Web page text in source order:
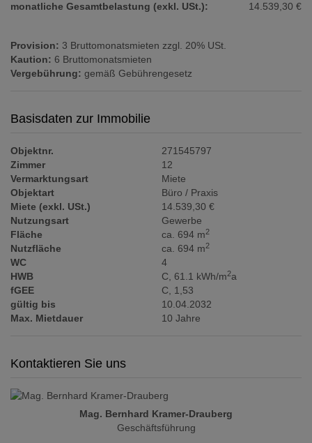
monatliche Gesamtbelastung (exkl. USt.):
14.539,30 €
Provision: 3 Bruttomonatsmieten zzgl. 20% USt.
Kaution: 6 Bruttomonatsmieten
Vergebührung: gemäß Gebührengesetz
Basisdaten zur Immobilie
Objektnr.
271545797
Zimmer
12
Vermarktungsart
Miete
Objektart
Büro / Praxis
Miete (exkl. USt.)
14.539,30 €
Nutzungsart
Gewerbe
Fläche
ca. 694 m2
Nutzfläche ca. 694 m2
WC
4
HWB
C, 61.1 kWh/m2a
fGEE
C, 1,53
gültig bis
10.04.2032
Max. Mietdauer
10 Jahre
Kontaktieren Sie uns
Mag. Bernhard Kramer-Drauberg
Geschäftsführung